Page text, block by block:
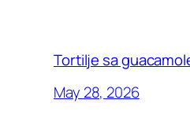
Tortilje sa
May 28, 2026